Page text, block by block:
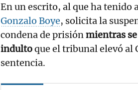
En un escrito, al que ha tenido
Gonzalo Boye, solicita la
condena de prisiónmientras
indultoque el tribunal elevó al
sentencia.